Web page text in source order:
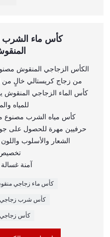
كأس ماء الشرب
من زجاج كريستالي خالٍ
للمياه
حرفيين مهرة للحصول على
* آمنة
كأس ماء زجاجي
كأس شرب
كأس